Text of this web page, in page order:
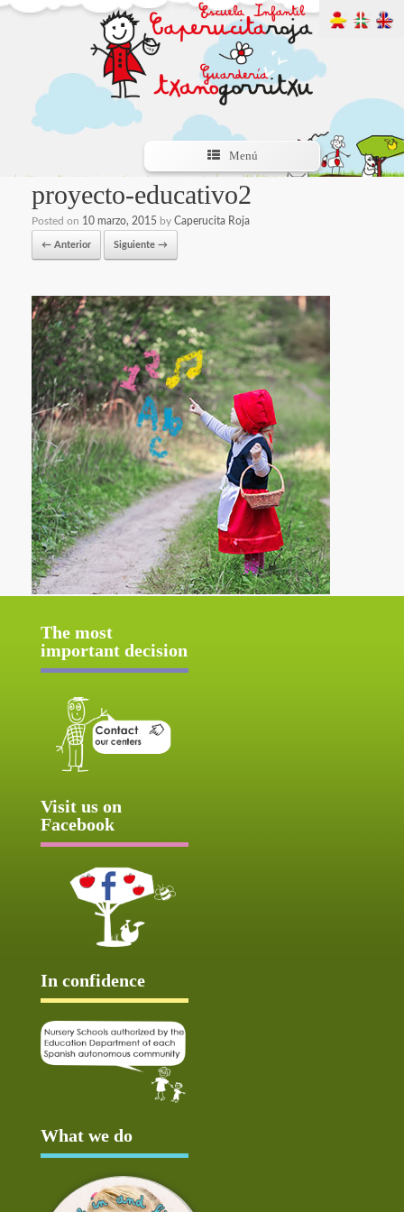
Menú
proyecto-educativo2
Posted on 10 marzo, 2015 by Caperucita Roja
← Anterior Siguiente →
The most
important decision
Visit us on
Facebook
In confidence
What we do